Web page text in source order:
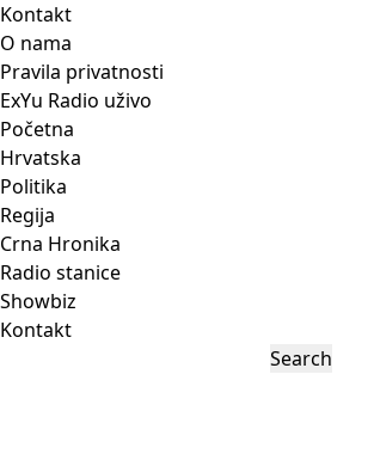
Kontakt
O nama
Pravila privatnosti
ExYu Radio uživo
Početna
Hrvatska
Politika
Regija
Crna Hronika
Radio stanice
Showbiz
Kontakt